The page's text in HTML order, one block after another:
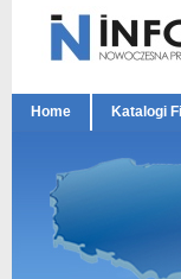
Home Katalogi